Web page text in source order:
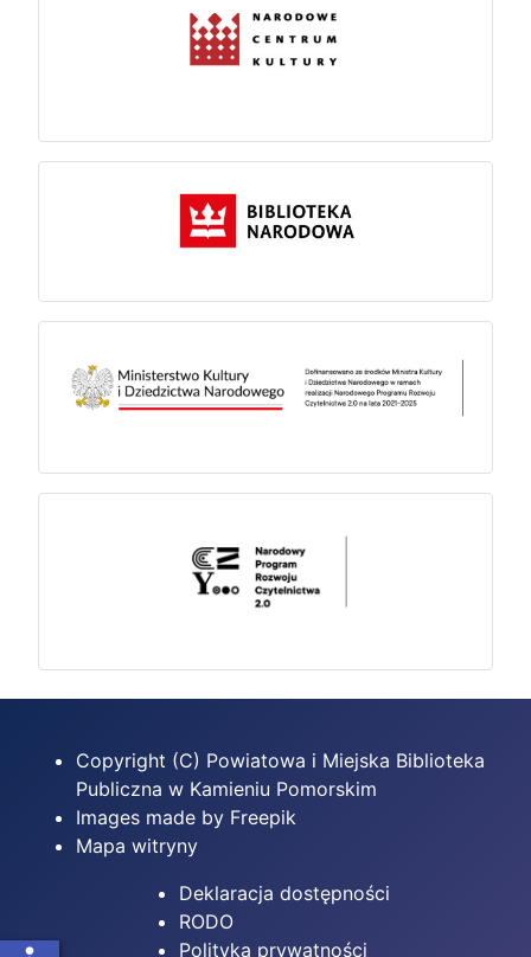
Copyright (C) Powiatowa i Miejska Biblioteka
Publiczna w Kamieniu Pomorskim
Images made by Freepik
Mapa witryny
Deklaracja dostępności
RODO
Polityka prywatności